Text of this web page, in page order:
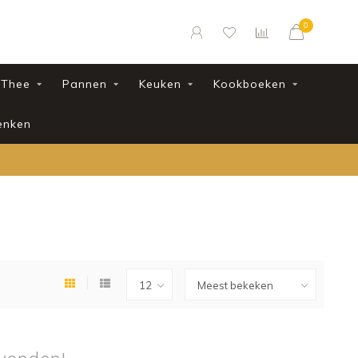
0
Thee Pannen Keuken Kookboeken